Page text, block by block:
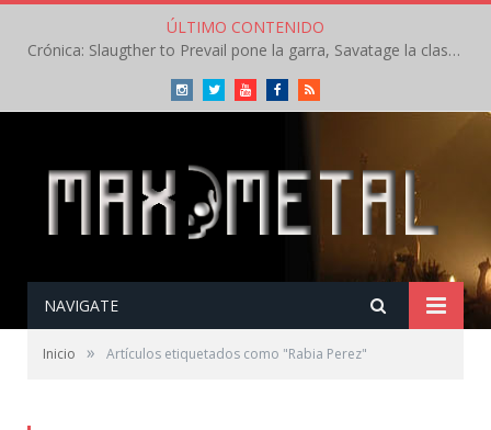
ÚLTIMO CONTENIDO
Crónica: Slaugther to Prevail pone la garra, Savatage la clase en la apertura del Leyendas del Rock – Miércoles – Agosto 2026
InstagramTwitterYoutubeFacebookRSS
NAVIGATE
Inicio » Artículos etiquetados como "Rabia Perez"